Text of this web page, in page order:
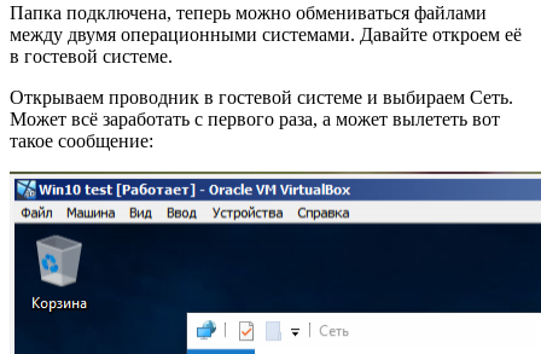
Папка подключена, теперь можно обмениваться файлами
между двумя операционными системами. Давайте откроем её
в гостевой системе.
Открываем проводник в гостевой системе и выбираем Сеть.
Может всё заработать с первого раза, а может вылететь вот
такое сообщение: